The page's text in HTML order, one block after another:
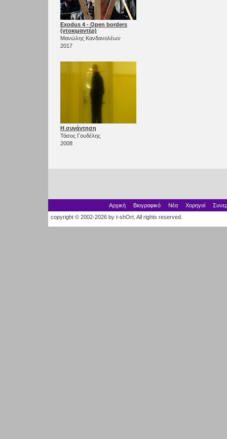
Exodus 4 - Open borders
(ντοκιμαντέρ)
Μανώλης Κανδανολέων
2017
Η συνάντηση
Τάσος Γουδέλης
2008
Αρχική Βιογραφικό Νέα Χορηγοί
copyright © 2002-2026 by t-shOrt. All rights reserved.